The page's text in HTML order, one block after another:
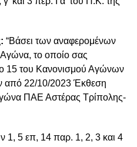
“Βάσει των αναφερομένων
το οποίο σας
15 του Κανονισμού Αγώνων
από 22/10/2023 Έκθεση
ΠΑΕ Αστέρας Τρίπολης-
1, 5 επ, 14 παρ. 1, 2, 3 και 4